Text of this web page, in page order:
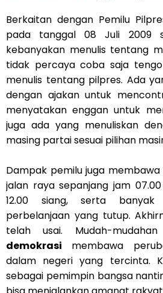
Berkaitan dengan Pemilu
pada tanggal 08 Juli 2009
kebanyakan menulis tentang
tidak percaya coba saja
menulis tentang pilpres. Ada
dengan ajakan untuk
menyatakan enggan untuk
juga ada yang menuliskan
masing partai sesuai pilihan
Dampak pemilu juga
jalan raya sepanjang jam
12.00 siang, serta
perbelanjaan yang tutup.
telah usai. Mudah-
demokrasi membawa
dalam negeri yang tercinta.
sebagai pemimpin bangsa